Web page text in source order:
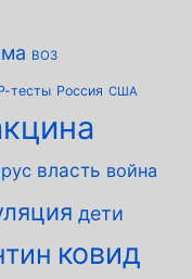
ВОЗ
тесты Россия США
власть война
дети
ковид